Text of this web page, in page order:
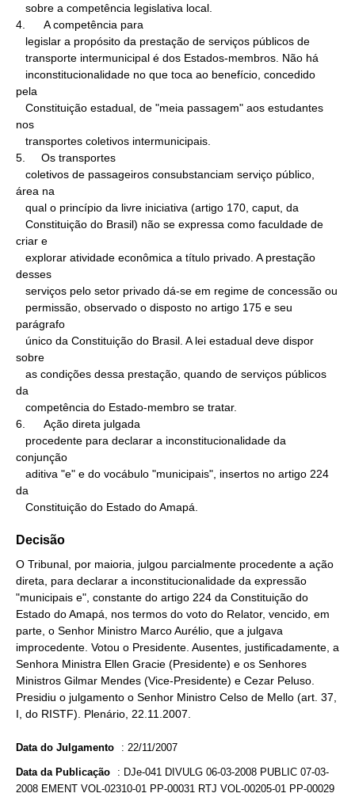
4.      A competência para
pela
nos
5.     Os transportes
área na
criar e
desses
parágrafo
sobre
da
6.      Ação direta julgada
conjunção
da
   Constituição do Estado do Amapá.
Decisão
O Tribunal, por maioria, julgou parcialmente procedente a ação
direta, para declarar a inconstitucionalidade da expressão
"municipais e", constante do artigo 224 da Constituição do
Estado do Amapá, nos termos do voto do Relator, vencido, em
parte, o Senhor Ministro Marco Aurélio, que a julgava
improcedente. Votou o Presidente. Ausentes, justificadamente, a
Senhora Ministra Ellen Gracie (Presidente) e os Senhores
Ministros Gilmar Mendes (Vice-Presidente) e Cezar Peluso.
Presidiu o julgamento o Senhor Ministro Celso de Mello (art. 37,
I, do RISTF). Plenário, 22.11.2007.
Data do Julgamento : 22/11/2007
Data da Publicação : DJe-041 DIVULG 06-03-2008 PUBLIC 07-03-
2008 EMENT VOL-02310-01 PP-00031 RTJ VOL-00205-01 PP-00029